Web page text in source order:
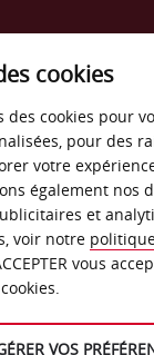
de
cookies
des cookies pour
pour des
votre
également nos
et
voir notre
vous
VOS